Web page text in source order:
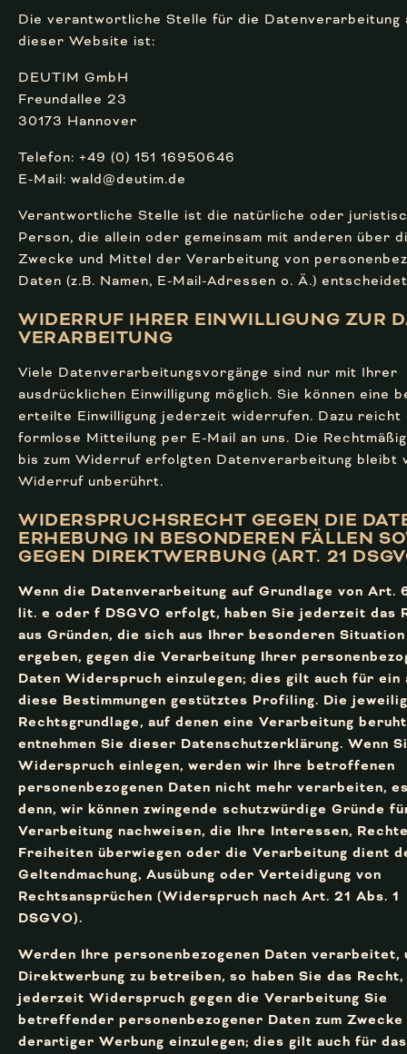
Die verantwortliche Stelle für die Datenverarbeitung
dieser Website ist:
DEUTIM GmbH
Freundallee 23
30173 Hannover
Telefon: +49 (0) 151 16950646
E-Mail: wald@deutim.de
Verantwortliche Stelle ist die natürliche oder
Person, die allein oder gemeinsam mit anderen über
Zwecke und Mittel der Verarbeitung von
Daten (z.B. Namen, E-Mail-Adressen o. Ä.)
WIDERRUF IHRER EINWILLIGUNG ZUR
VERARBEITUNG
Viele Datenverarbeitungsvorgänge sind nur mit Ihrer
ausdrücklichen Einwilligung möglich. Sie können eine
erteilte Einwilligung jederzeit widerrufen. Dazu reicht
formlose Mitteilung per E-Mail an uns. Die
bis zum Widerruf erfolgten Datenverarbeitung bleibt
Widerruf unberührt.
WIDERSPRUCHS­RECHT GEGEN DIE
ERHEBUNG IN BESONDEREN FÄLLEN
GEGEN DIREKT­WERBUNG (ART. 21
Wenn die Datenverarbeitung auf Grundlage von Art.
lit. e oder f DSGVO erfolgt, haben Sie jederzeit das
aus Gründen, die sich aus Ihrer besonderen Situation
ergeben, gegen die Verarbeitung Ihrer
Daten Widerspruch einzulegen; dies gilt auch für ein
diese Bestimmungen gestütztes Profiling. Die
Rechtsgrundlage, auf denen eine Verarbeitung
entnehmen Sie dieser Datenschutzerklärung. Wenn
Widerspruch einlegen, werden wir Ihre betroffenen
personenbezogenen Daten nicht mehr verarbeiten,
denn, wir können zwingende schutzwürdige Gründe
Verarbeitung nachweisen, die Ihre Interessen,
Freiheiten überwiegen oder die Verarbeitung dient
Geltendmachung, Ausübung oder Verteidigung von
Rechtsansprüchen (Widerspruch nach Art. 21 Abs. 1
DSGVO).
Werden Ihre personenbezogenen Daten verarbeitet,
Direktwerbung zu betreiben, so haben Sie das Recht,
jederzeit Widerspruch gegen die Verarbeitung Sie
betreffender personenbezogener Daten zum Zwecke
derartiger Werbung einzulegen; dies gilt auch für das